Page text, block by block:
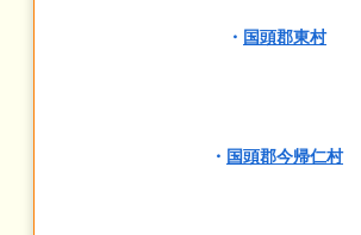
・ 国頭郡東村
・ 国頭郡今帰仁村